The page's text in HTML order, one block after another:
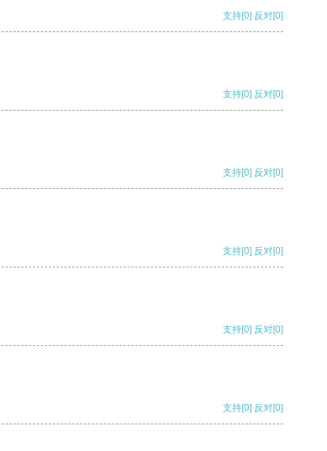
支持[0] 反对[0]
支持[0] 反对[0]
支持[0] 反对[0]
支持[0] 反对[0]
支持[0] 反对[0]
支持[0] 反对[0]